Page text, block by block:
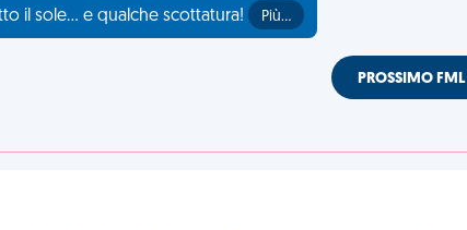
il sole... e qualche scottatura!
Più…
PROSSIMO FML